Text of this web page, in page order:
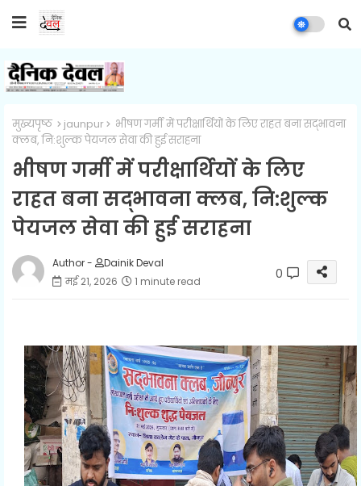
मुख्यपृष्ठ jaunpur
भीषण गर्मी में परीक्षार्थियों के लिए राहत बना सद्भावना
क्लब, नि:शुल्क पेयजल सेवा की हुई सराहना
भीषण गर्मी में परीक्षार्थियों के लिए
राहत बना सद्भावना क्लब, नि:शुल्क
पेयजल सेवा की हुई सराहना
Author -
Dainik Deval
मई 21, 2026
1 minute read 0